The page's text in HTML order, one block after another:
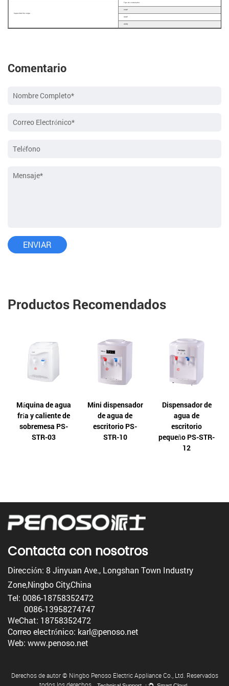
Capacidad de carga
Tipo de contenedor
20GP
40GP
40HQ
Comentario
Productos Recomendados
Máquina de agua
fría y caliente de
sobremesa PS-
STR-03
Mini dispensador
de agua de
escritorio PS-
STR-10
Dispensador de
agua de
escritorio
pequeño PS-STR-
12
Contacta con nosotros
Dirección: 8 Jinyuan Ave., Longshan Town Industry
Zone,Ningbo City,China
Tel: 0086-18758352472
0086-13958274747
WeChat: 18758352472
Correo electrónico: karl@penoso.net
Web: www.penoso.net
Derechos de autor © Ningbo Penoso Electric Appliance Co., Ltd. Reservados